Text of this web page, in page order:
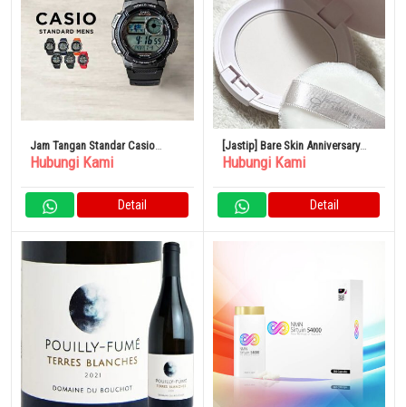
Jam Tangan Standar Casio
Chipkashi Tanggal Digital
Hubungi Kami
Detail
[Jastip] Bare Skin Anniversary
Skin Care Powder
Hubungi Kami
Detail